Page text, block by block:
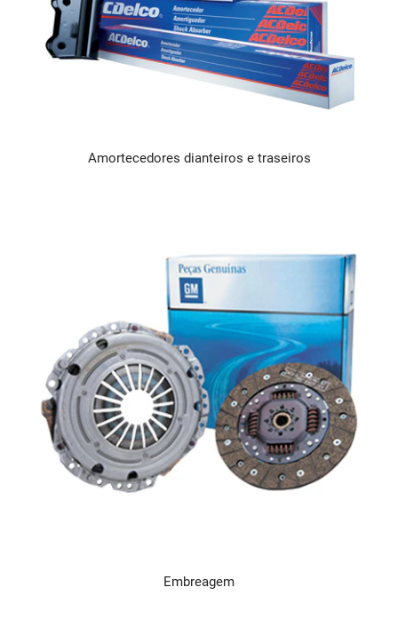
Amortecedores dianteiros e traseiros
Embreagem